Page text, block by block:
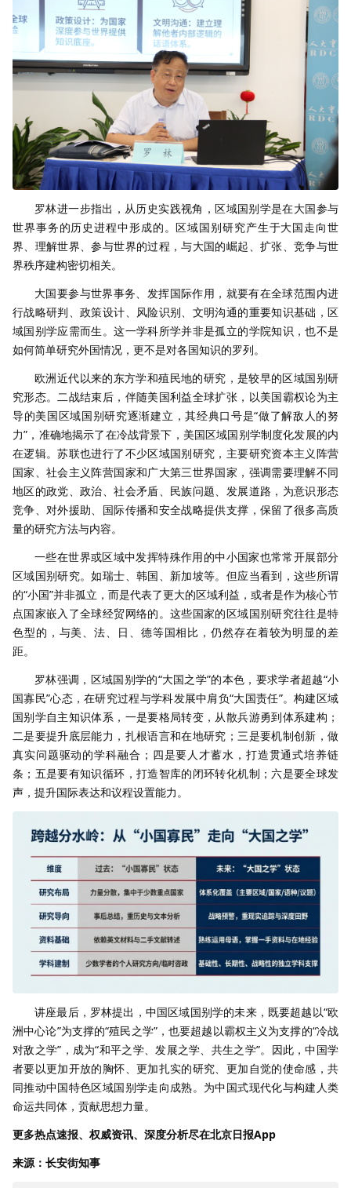
罗林进一步指出，从历史实践视角，区域国别学是在大国参与
世界事务的历史进程中形成的。区域国别研究产生于大国走向世
界、理解世界、参与世界的过程，与大国的崛起、扩张、竞争与世
界秩序建构密切相关。
大国要参与世界事务、发挥国际作用，就要有在全球范围内进
行战略研判、政策设计、风险识别、文明沟通的重要知识基础，区
域国别学应需而生。这一学科所学并非是孤立的学院知识，也不是
如何简单研究外国情况，更不是对各国知识的罗列。
欧洲近代以来的东方学和殖民地的研究，是较早的区域国别研
究形态。二战结束后，伴随美国利益全球扩张，以美国霸权论为主
导的美国区域国别研究逐渐建立，其经典口号是“做了解敌人的努
力”，准确地揭示了在冷战背景下，美国区域国别学制度化发展的内
在逻辑。苏联也进行了不少区域国别研究，主要研究资本主义阵营
国家、社会主义阵营国家和广大第三世界国家，强调需要理解不同
地区的政党、政治、社会矛盾、民族问题、发展道路，为意识形态
竞争、对外援助、国际传播和安全战略提供支撑，保留了很多高质
量的研究方法与内容。
一些在世界或区域中发挥特殊作用的中小国家也常常开展部分
区域国别研究。如瑞士、韩国、新加坡等。但应当看到，这些所谓
的“小国”并非孤立，而是代表了更大的区域利益，或者是作为核心节
点国家嵌入了全球经贸网络的。这些国家的区域国别研究往往是特
色型的，与美、法、日、德等国相比，仍然存在着较为明显的差
距。
罗林强调，区域国别学的“大国之学”的本色，要求学者超越“小
国寡民”心态，在研究过程与学科发展中肩负“大国责任”。构建区域
国别学自主知识体系，一是要格局转变，从散兵游勇到体系建构；
二是要提升底层能力，扎根语言和在地研究；三是要机制创新，做
真实问题驱动的学科融合；四是要人才蓄水，打造贯通式培养链
条；五是要有知识循环，打造智库的闭环转化机制；六是要全球发
声，提升国际表达和议程设置能力。
讲座最后，罗林提出，中国区域国别学的未来，既要超越以“欧
洲中心论”为支撑的“殖民之学”，也要超越以霸权主义为支撑的“冷战
对敌之学”，成为“和平之学、发展之学、共生之学”。因此，中国学
者要以更加开放的胸怀、更加扎实的研究、更加自觉的使命感，共
同推动中国特色区域国别学走向成熟。为中国式现代化与构建人类
命运共同体，贡献思想力量。
更多热点速报、权威资讯、深度分析尽在北京日报App
来源：长安街知事